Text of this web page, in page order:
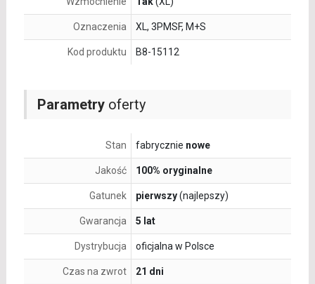
Parametryoferty
Stan fabrycznie nowe
Jakość 100% oryginalne
Gatunek pierwszy(najlepszy)
Gwarancja 5 lat
Dystrybucja oficjalna w Polsce
Czas na zwrot 21 dni
Oznaczenia XL, 3PMSF, M+S
Kod produktu B8-15112